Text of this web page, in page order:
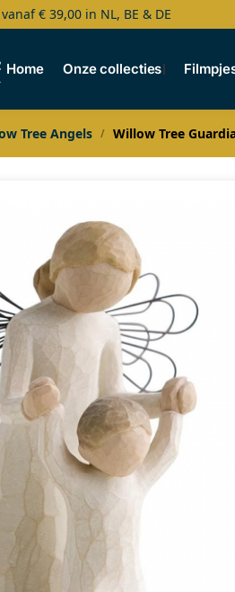
€ 39,00 in NL, BE & DE
Home Onze collecties
Tree Angels / Willow Tree